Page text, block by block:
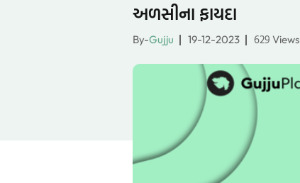
અળસીના ફાયદા
By-Gujju 19-12-2023 629 Views